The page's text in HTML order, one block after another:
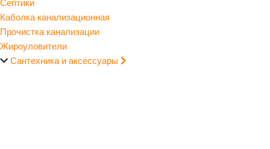
Каболка канализационная
Прочистка канализации
Жироуловители
Сантехника и аксессуары